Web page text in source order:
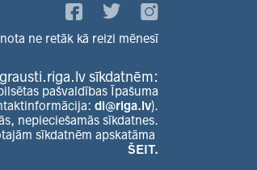
ne retāk kā reizi mēnesī
sīkdatnēm:
pašvaldības Īpašuma
di@riga.lv).
nepieciešamās sīkdatnes.
sīkdatnēm apskatāma
ŠEIT.